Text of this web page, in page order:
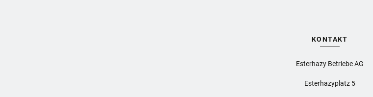
KONTAKT
Esterhazy Betriebe AG
Esterhazyplatz 5